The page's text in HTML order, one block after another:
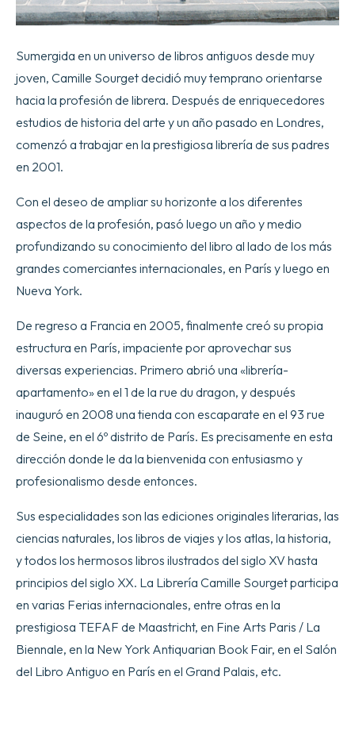
Sumergida en un universo de libros antiguos desde muy
joven, Camille Sourget decidió muy temprano orientarse
hacia la profesión de librera. Después de enriquecedores
estudios de historia del arte y un año pasado en Londres,
comenzó a trabajar en la prestigiosa librería de sus padres
en 2001.
Con el deseo de ampliar su horizonte a los diferentes
aspectos de la profesión, pasó luego un año y medio
profundizando su conocimiento del libro al lado de los más
grandes comerciantes internacionales, en París y luego en
Nueva York.
De regreso a Francia en 2005, finalmente creó su propia
estructura en París, impaciente por aprovechar sus
diversas experiencias. Primero abrió una «librería-
apartamento» en el 1 de la rue du dragon, y después
inauguró en 2008 una tienda con escaparate en el 93 rue
de Seine, en el 6º distrito de París. Es precisamente en esta
dirección donde le da la bienvenida con entusiasmo y
profesionalismo desde entonces.
Sus especialidades son las ediciones originales literarias, las
ciencias naturales, los libros de viajes y los atlas, la historia,
y todos los hermosos libros ilustrados del siglo XV hasta
principios del siglo XX. La Librería Camille Sourget participa
en varias Ferias internacionales, entre otras en la
prestigiosa TEFAF de Maastricht, en Fine Arts Paris / La
Biennale, en la New York Antiquarian Book Fair, en el Salón
del Libro Antiguo en París en el Grand Palais, etc.